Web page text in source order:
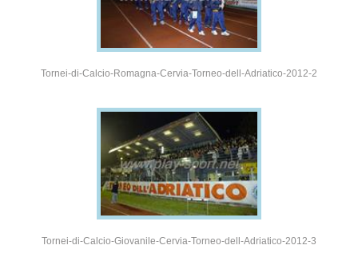
Tornei-di-Calcio-Romagna-Cervia-Torneo-dell-Adriatico-2012-2
Tornei-di-Calcio-Giovanile-Cervia-Torneo-dell-Adriatico-2012-3